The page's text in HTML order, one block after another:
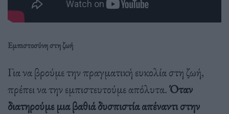
Εμπιστοσύνη στη ζωή
Για να βρούμε την πραγματική ευκολία στη ζωή,
πρέπει να την εμπιστευτούμε απόλυτα.Όταν
διατηρούμε μια βαθιά δυσπιστία απέναντι στην